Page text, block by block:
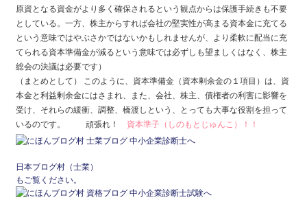
原資となる資金がより多く確保されるという観点からは保護手続きも不要
としている。一方、株主からすれば会社の堅実性が高まる資本金に充てる
という意味ではやぶさかではないかもしれませんが、より柔軟に配当に充
てられる資本準備金が減るという意味では必ずしも望ましくはなく、株主
総会の決議は必要です）
（まとめとして） このように、資本準備金（資本剰余金の１項目）は、資
本金と利益剰余金にはさまれ、また、会社、株主、債権者の利害に影響を
受け、それらの緩衝、調整、橋渡しという、とっても大事な役割を担って
いるのです。 頑張れ！
資本準子（しのもとじゅんこ）！！
日本ブログ村（士業）
もご覧ください。